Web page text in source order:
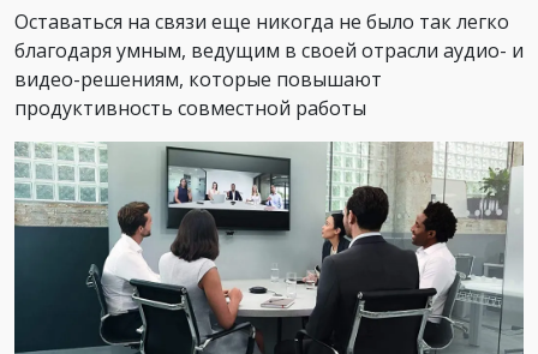
Оставаться на связи еще никогда не было так легко
благодаря умным, ведущим в своей отрасли аудио- и
видео-решениям, которые повышают
продуктивность совместной работы